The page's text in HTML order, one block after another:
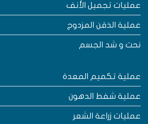
تجميل الأنف
الذقن المزدوج
و شد الجسم
تكميم المعدة
شفط الدهون
زراعة الشعر